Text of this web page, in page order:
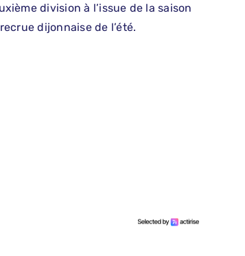
division à l’issue de la saison
dijonnaise de l’été.